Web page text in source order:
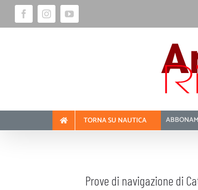
Salta
FacebookInstagramYouTube
TORNA SU NAUTICA
Prove di navigazione di